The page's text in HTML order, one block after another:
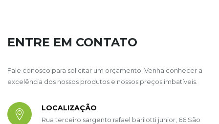
ENTRE EM CONTATO
Fale conosco para solicitar um orçamento. Venha conhecer a
excelência dos nossos produtos e nossos preços imbatíveis.
LOCALIZAÇÃO
Rua terceiro sargento rafael barilotti junior, 66 São